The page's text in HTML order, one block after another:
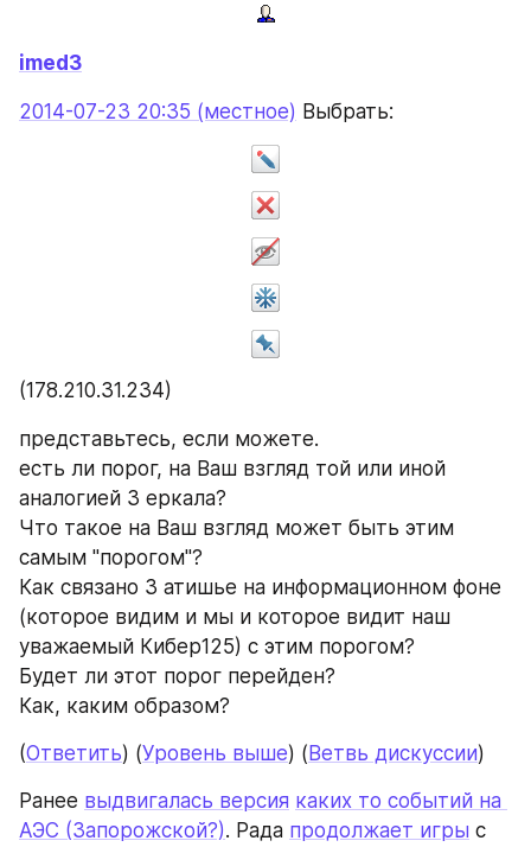
imed3
2014-07-23 20:35 (местное) Выбрать:
(178.210.31.234)
представьтесь, если можете.
есть ли порог, на Ваш взгляд той или иной
аналогией З еркала?
Что такое на Ваш взгляд может быть этим
самым "порогом"?
Как связано З атишье на информационном фоне
(которое видим и мы и которое видит наш
уважаемый Кибер125) с этим порогом?
Будет ли этот порог перейден?
Как, каким образом?
(Ответить) (Уровень выше) (Ветвь дискуссии)
Ранее выдвигалась версия каких то событий на
АЭС (Запорожской?). Рада продолжает игры